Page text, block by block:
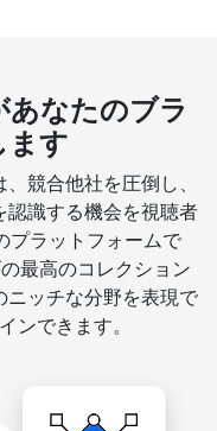
なたのブラ
ます
競合他社を圧倒し、
認識する機会を視聴者
プラットフォームで
最高のコレクション
ニッチな分野を表現で
ンできます。